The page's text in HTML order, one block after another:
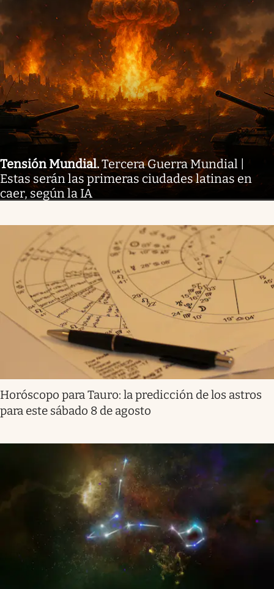
Tensión Mundial.Tercera Guerra Mundial |
Estas serán las primeras ciudades latinas en
caer, según la IA
Horóscopo para Tauro: la predicción de los astros
para este sábado 8 de agosto